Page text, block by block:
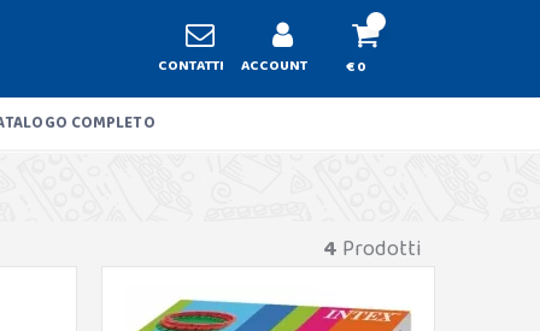
CONTATTI ACCOUNT € 0
COMPLETO
4 Prodotti